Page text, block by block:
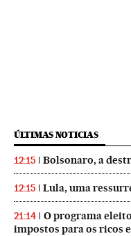
ÚLTIMAS NOTICIAS
12:15 Bolsonaro, a
12:15 Lula, uma
21:14
O programa
impostos para os ricos